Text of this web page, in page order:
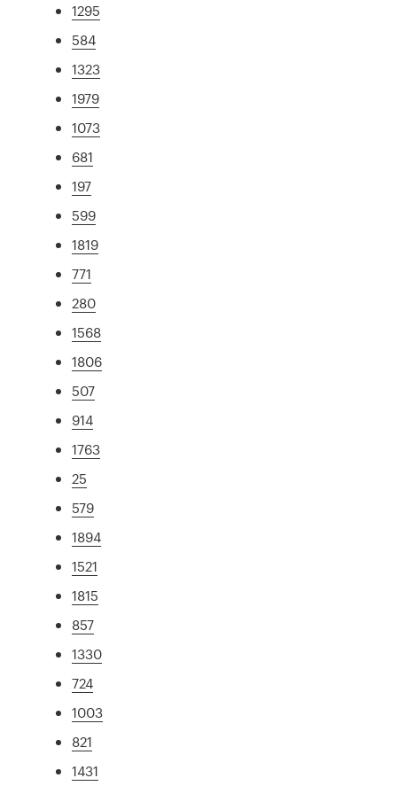
1295
584
1323
1979
1073
681
197
599
1819
771
280
1568
1806
507
914
1763
25
579
1894
1521
1815
857
1330
724
1003
821
1431